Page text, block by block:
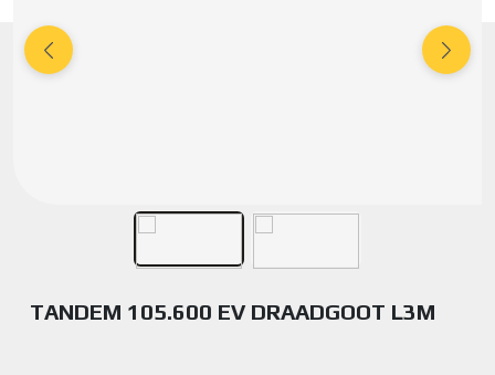
TANDEM 105.600 EV DRAADGOOT L3M